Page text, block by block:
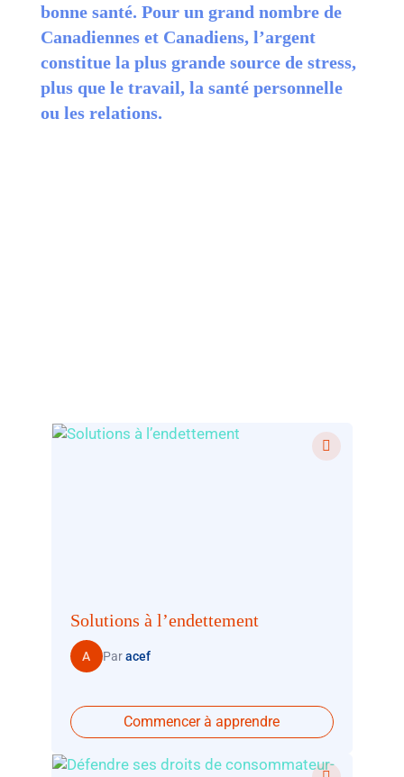
bonne santé. Pour un grand nombre de
Canadiennes et Canadiens, l’argent
constitue la plus grande source de stress,
plus que le travail, la santé personnelle
ou les relations.
Solutions à l’endettement
A Paracef
Commencer à apprendre